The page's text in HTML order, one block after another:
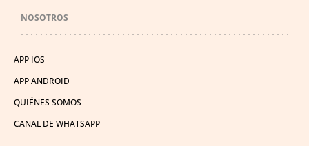
NOSOTROS
APP IOS
APP ANDROID
QUIÉNES SOMOS
CANAL DE WHATSAPP